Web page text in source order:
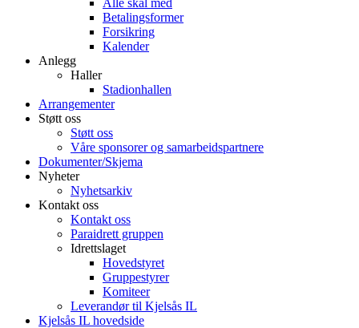
Alle skal med
Betalingsformer
Forsikring
Kalender
Anlegg
Haller
Stadionhallen
Arrangementer
Støtt oss
Støtt oss
Våre sponsorer og samarbeidspartnere
Dokumenter/Skjema
Nyheter
Nyhetsarkiv
Kontakt oss
Kontakt oss
Paraidrett gruppen
Idrettslaget
Hovedstyret
Gruppestyrer
Komiteer
Leverandør til Kjelsås IL
Kjelsås IL hovedside